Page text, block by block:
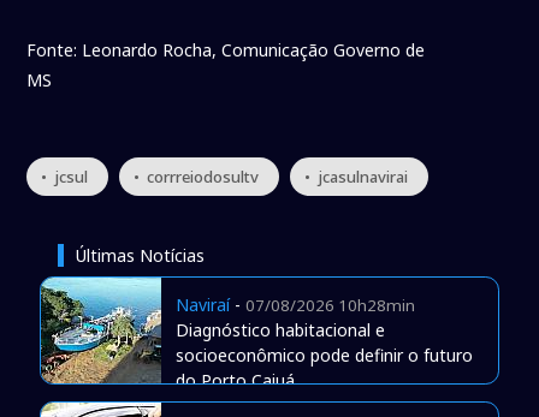
Fonte: Leonardo Rocha, Comunicação Governo de
MS
• jcsul • corrreiodosultv • jcasulnavirai
Últimas Notícias
Naviraí- 07/08/2026 10h28min
Diagnóstico habitacional e
socioeconômico pode definir o futuro
do Porto Caiuá